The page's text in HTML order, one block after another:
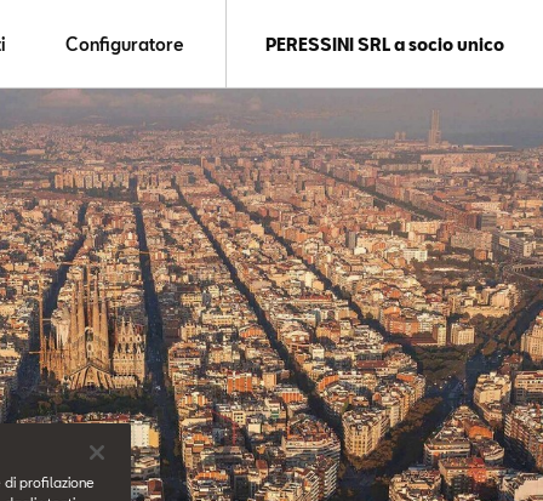
Configuratore PERESSINI SRL a socio unico
di profilazione